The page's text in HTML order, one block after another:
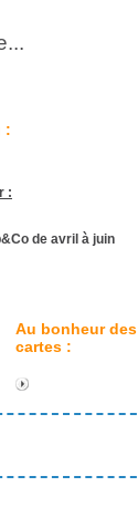
:
:
de avril à juin
Au bonheur des
cartes :